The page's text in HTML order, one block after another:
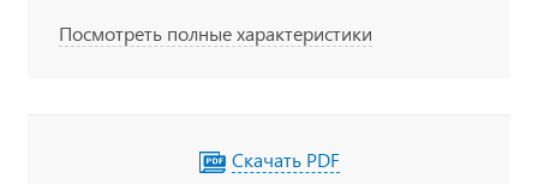
Посмотреть полные характеристики
Скачать PDF